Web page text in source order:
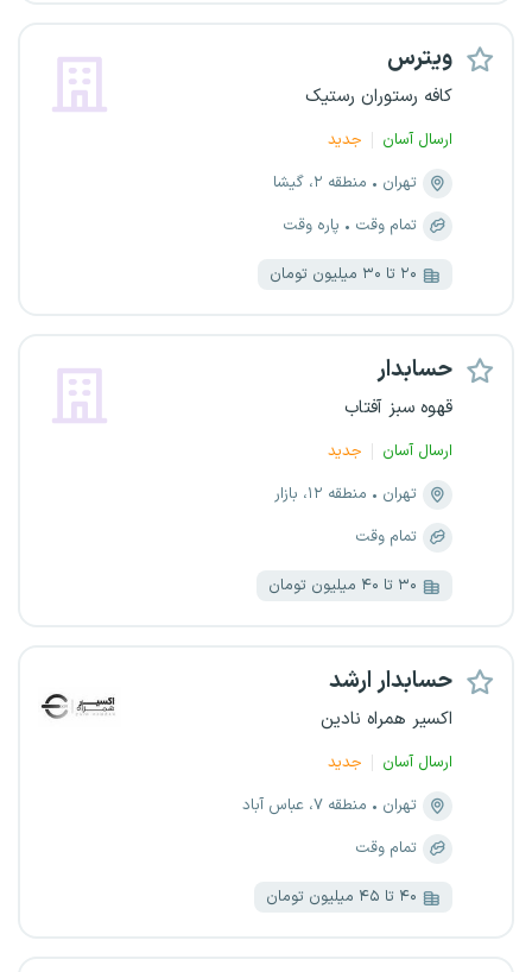
ویترس
کافه رستوران رستیک
ارسال آسان
جدید
تهران
منطقه ۲، گیشا
تمام وقت
پاره وقت
۲۰ تا ۳۰ میلیون تومان
حسابدار
قهوه سبز آفتاب
ارسال آسان
جدید
تهران
منطقه ۱۲، بازار
تمام وقت
۳۰ تا ۴۰ میلیون تومان
حسابدار ارشد
اکسیر همراه نادین
ارسال آسان
جدید
تهران
منطقه ۷، عباس آباد
تمام وقت
۴۰ تا ۴۵ میلیون تومان